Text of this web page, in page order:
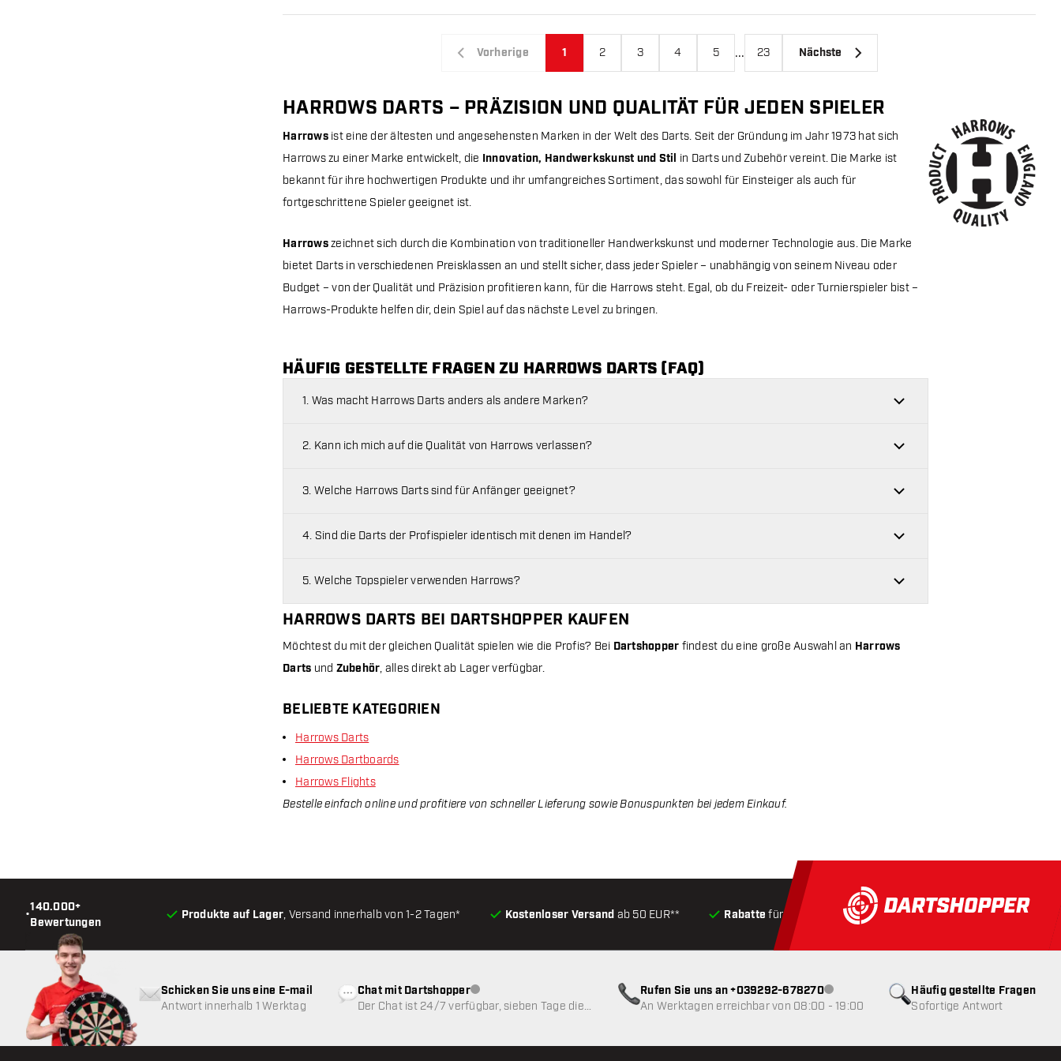
Vorherige 1 2 3 4 5 ... 23 Nächste
HARROWS DARTS – PRÄZISION UND QUALITÄT FÜR JEDEN SPIELER
Harrowsist eine der ältesten und angesehensten Marken in der Welt des Darts. Seit der Gründung im Jahr 1973 hat sich
Harrows zu einer Marke entwickelt, die Innovation, Handwerkskunst und Stil in Darts und Zubehör vereint. Die Marke ist
bekannt für ihre hochwertigen Produkte und ihr umfangreiches Sortiment, das sowohl für Einsteiger als auch für
fortgeschrittene Spieler geeignet ist.
Harrowszeichnet sich durch die Kombination von traditioneller Handwerkskunst und moderner Technologie aus. Die Marke
bietet Darts in verschiedenen Preisklassen an und stellt sicher, dass jeder Spieler – unabhängig von seinem Niveau oder
Budget – von der Qualität und Präzision profitieren kann, für die Harrows steht. Egal, ob du Freizeit- oder Turnierspieler bist –
Harrows-Produkte helfen dir, dein Spiel auf das nächste Level zu bringen.
HÄUFIG GESTELLTE FRAGEN ZU HARROWS DARTS (FAQ)
1. Was macht Harrows Darts anders als andere Marken?
2. Kann ich mich auf die Qualität von Harrows verlassen?
3. Welche Harrows Darts sind für Anfänger geeignet?
4. Sind die Darts der Profispieler identisch mit denen im Handel?
5. Welche Topspieler verwenden Harrows?
HARROWS DARTS BEI DARTSHOPPER KAUFEN
Möchtest du mit der gleichen Qualität spielen wie die Profis? Bei Dartshopper findest du eine große Auswahl an Harrows
Darts und Zubehör, alles direkt ab Lager verfügbar.
BELIEBTE KATEGORIEN
Harrows Darts
Harrows Dartboards
Harrows Flights
Bestelle einfach online und profitiere von schneller Lieferung sowie Bonuspunkten bei jedem Einkauf.
•
140.000+
Bewertungen
Produkte auf Lager, Versand innerhalb von 1-2 Tagen* Kostenloser Versand ab 50 EUR** Rabatte für Kunden Produkte auf Lager, Versand
Häufig gestellte Fragen
Sofortige Antwort
Schicken Sie uns eine E-mail
Antwort innerhalb 1 Werktag
Chat mit DartshopperKundenservice nicht verfügbar
Der Chat ist 24/7 verfügbar, sieben Tage die
Rufen Sie uns an +039292-678270Kundenservice nicht verfügbar
An Werktagen erreichbar von 08:00 - 19:00